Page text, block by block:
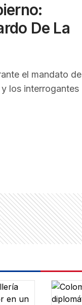
De La
el mandato de
los interrogantes